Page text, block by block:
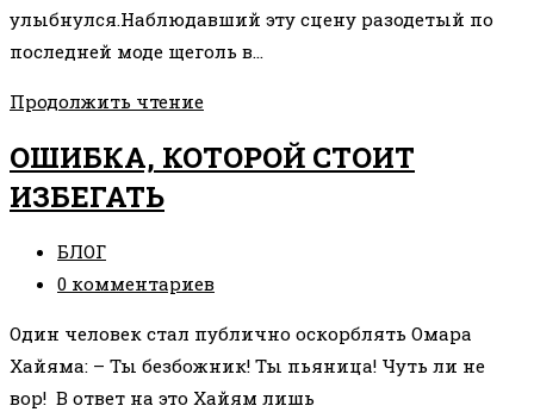
улыбнулся.Наблюдавший эту сцену разодетый по
последней моде щеголь в…
Продолжить чтениеПРИТЧА
ОСКОРБЛЕНИЯ
ОШИБКА, КОТОРОЙ СТОИТ
ИЗБЕГАТЬ
Рубрика
записи:
БЛОГ
Комментарии
записи:
0 комментариев
Один человек стал публично оскорблять Омара
Хайяма: – Ты безбожник! Ты пьяница! Чуть ли не
вор! В ответ на это Хайям лишь